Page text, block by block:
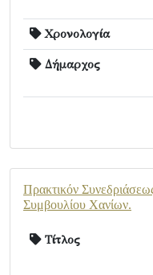
Χρονολογία
Δήμαρχος
Πρακτικόν
Συμβουλίου Χανίων.
Τίτλος